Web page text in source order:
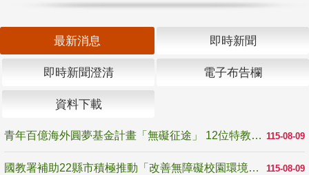
最新消息 即時新聞
即時新聞澄清 電子布告欄
資料下載
115-08-09
青年百億海外圓夢基金計畫「無礙征途」 12位特教與弱勢青年勇闖西班牙 跨越感官限制見證生命蛻變
115-08-09
國教署補助22縣市積極推動「改善無障礙校園環境計畫」 打造友善、安全、無礙學習空間